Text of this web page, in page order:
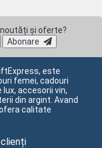
și oferte?
Abonare
este
femei, cadouri
accesorii vin,
din argint. Avand
calitate